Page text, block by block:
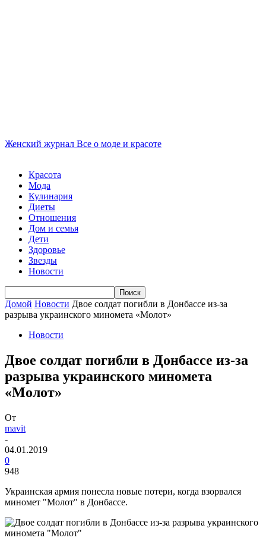
Женский журнал Все о моде и красоте
Красота
Мода
Кулинария
Диеты
Отношения
Дом и семья
Дети
Здоровье
Звезды
Новости
Домой Новости Двое солдат погибли в Донбассе из-за
разрыва украинского миномета «Молот»
Новости
Двое солдат погибли в Донбассе из-за
разрыва украинского миномета
«Молот»
От
mavit
-
04.01.2019
0
948
Украинская армия понесла новые потери, когда взорвался
миномет "Молот" в Донбассе.